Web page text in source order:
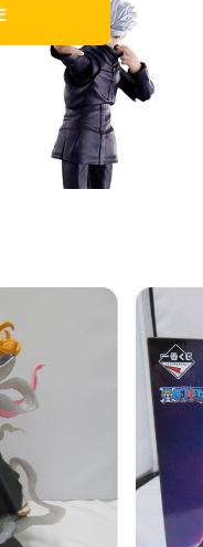
G.E.M.
販路限
￥29800